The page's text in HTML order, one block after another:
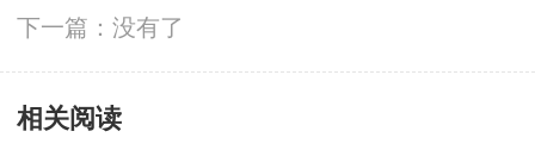
下一篇：没有了
相关阅读